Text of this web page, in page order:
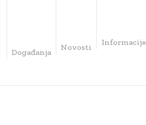
Događanja
Novosti
Informacije